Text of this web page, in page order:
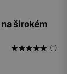
širokém
(1)